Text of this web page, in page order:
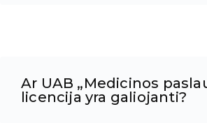
Ar UAB „Medicinos
licencija yra galiojanti?